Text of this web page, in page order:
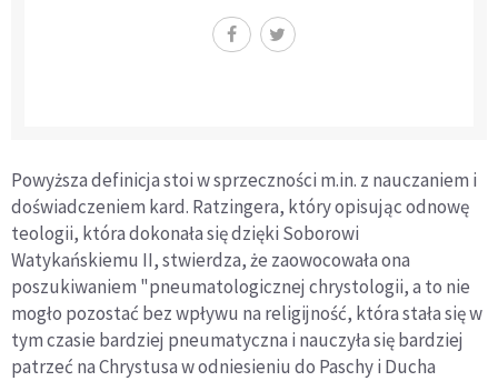
Powyższa definicja stoi w sprzeczności m.in. z nauczaniem i
doświadczeniem kard. Ratzingera, który opisując odnowę
teologii, która dokonała się dzięki Soborowi
Watykańskiemu II, stwierdza, że zaowocowała ona
poszukiwaniem "pneumatologicznej chrystologii, a to nie
mogło pozostać bez wpływu na religijność, która stała się w
tym czasie bardziej pneumatyczna i nauczyła się bardziej
patrzeć na Chrystusa w odniesieniu do Paschy i Ducha